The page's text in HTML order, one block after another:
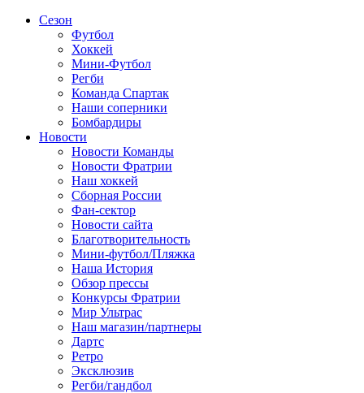
Сезон
Футбол
Хоккей
Мини-Футбол
Регби
Команда Спартак
Наши соперники
Бомбардиры
Новости
Новости Команды
Новости Фратрии
Наш хоккей
Сборная России
Фан-cектор
Новости сайта
Благотворительность
Мини-футбол/Пляжка
Наша История
Обзор прессы
Конкурсы Фратрии
Мир Ультрас
Наш магазин/партнеры
Дартс
Ретро
Эксклюзив
Регби/гандбол